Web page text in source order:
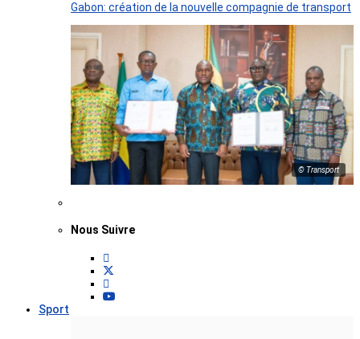
Gabon: création de la nouvelle compagnie de transport
© Transport
Nous Suivre
Sport